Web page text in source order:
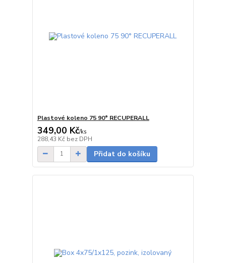
Plastové koleno 75 90° RECUPERALL
349,00 Kč/ks
288,43 Kč bez DPH
Přidat do košíku